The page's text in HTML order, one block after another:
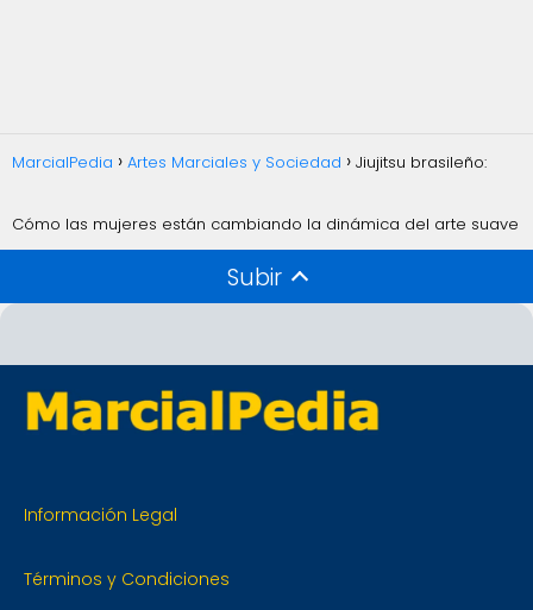
MarcialPedia Artes Marciales y Sociedad Jiujitsu brasileño:
Cómo las mujeres están cambiando la dinámica del arte suave
Subir
Información Legal
Términos y Condiciones